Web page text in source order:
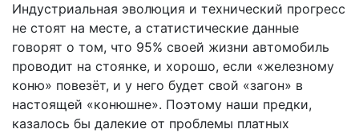
Индустриальная эволюция и технический прогресс
не стоят на месте, а статистические данные
говорят о том, что 95% своей жизни автомобиль
проводит на стоянке, и хорошо, если «железному
коню» повезёт, и у него будет свой «загон» в
настоящей «конюшне». Поэтому наши предки,
казалось бы далекие от проблемы платных